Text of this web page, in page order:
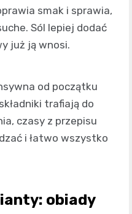
smak i sprawia,
Sól lepiej dodać
już ją wnosi.
od początku
trafiają do
czasy z przepisu
i łatwo wszystko
obiady